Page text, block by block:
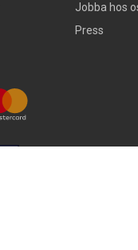
Jobba hos
Press